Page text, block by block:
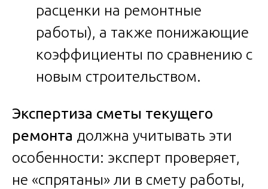
расценки на ремонтные
работы), а также понижающие
коэффициенты по сравнению с
новым строительством.
Экспертиза сметы текущего
ремонта должна учитывать эти
особенности: эксперт проверяет,
не «спрятаны» ли в смету работы,